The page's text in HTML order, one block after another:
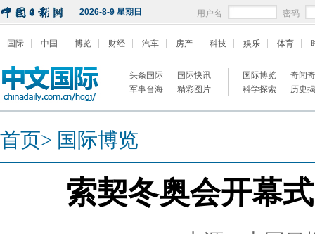
2026-8-9 星期日 用户名 密码
国际 中国 博览 财经 汽车 房产 科技 娱乐 体育
头条国际
国际快讯
军事台海
精彩图片
国际博览
奇闻
科学探索
历史
首页> 国际博览
索契冬奥会开幕